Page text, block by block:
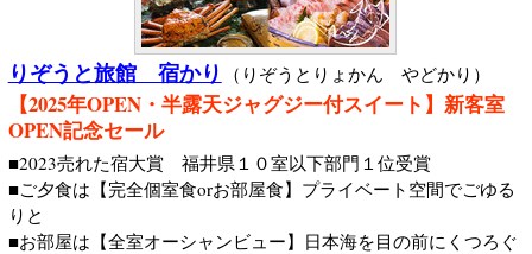
りぞうと旅館 宿かり （りぞうとりょかん やどかり）
【2025年OPEN・半露天ジャグジー付スイート】新客室
OPEN記念セール
■2023売れた宿大賞 福井県１０室以下部門１位受賞
■ご夕食は【完全個室食orお部屋食】プライベート空間でごゆる
りと
■お部屋は【全室オーシャンビュー】日本海を目の前にくつろぐ